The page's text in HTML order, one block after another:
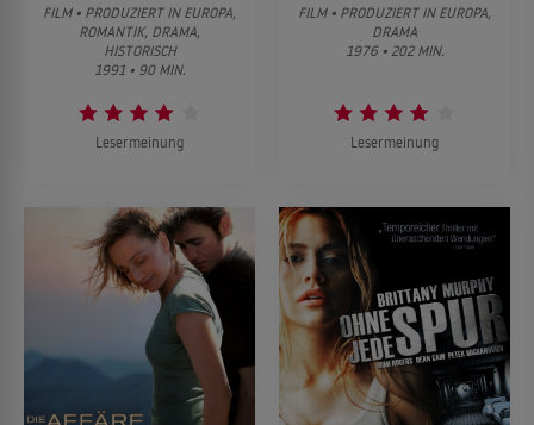
FILM • PRODUZIERT IN EUROPA,
ROMANTIK, DRAMA,
HISTORISCH
1991 • 90 MIN.
Lesermeinung
FILM • PRODUZIERT IN EUROPA,
DRAMA
1976 • 202 MIN.
Lesermeinung